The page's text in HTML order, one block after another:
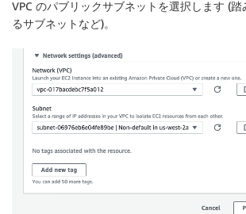
VPC のパブリックサブネットを選択します (
るサブネットなど)。